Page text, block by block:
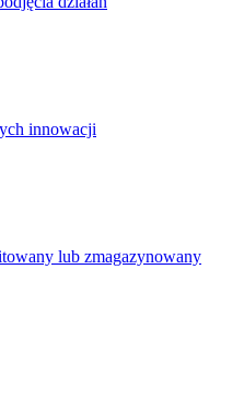
innowacji
lub zmagazynowany